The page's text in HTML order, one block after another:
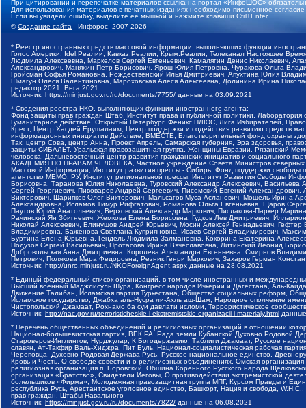
При цитировании и перепечатке материалов ссылка на портал «ИнфоШОС»
Для использования материалов в печатных изданиях необходимо письменное
Если вы увидели ошибку, выделите ее мышкой и нажмите клавиши Ctrl+Enter
©Создание сайта - Инфорос, 2007-2026
* Реестр иностранных средств массовой информации, выполняющих функции
Голос Америки, Idel.Реалии, Кавказ.Реалии, Крым.Реалии, Телеканал Настоящее
Людмила Алексеевна, Маркелов Сергей Евгеньевич, Камалягин Денис Николаевич,
Александрович, Маняхин Петр Борисович, Ярош Юлия Петровна, Чуракова Ольга
Гройсман Софья Романовна, Рождественский Илья Дмитриевич, Апухтина Юлия
Шмагун Олеся Валентиновна, Мароховская Алеся Алексеевна, Долинина Ирина
редактор 2021, Вега 2021
Источник: https://minjust.gov.ru/ru/documents/7755/ данные на 03.09.2021
* Сведения реестра НКО, выполняющих функции иностранного агента:
Фонд защиты прав граждан Штаб, Институт права и публичной политики,
Гуманитарное действие, Открытый Петербург, Феникс ПЛЮС, Лига Избирателей,
Крест, Центр Хасдей Ерушалаим, Центр поддержки и содействия развитию средств
информационных инициатив Действие, ВМЕСТЕ, Благотворительный фонд охраны
Так, центр Сова, центр Анна, Проект Апрель, Самарская губерния, Эра здоровья,
защиты СИБАЛЬТ, Уральская правозащитная группа, Женщины Евразии, Рязанский
человека, Дальневосточный центр развития гражданских инициатив и социального
АКАДЕМИЯ ПО ПРАВАМ ЧЕЛОВЕКА, Частное учреждение Совета Министров северных
Массовой Информации, Институт развития прессы - Сибирь, Фонд поддержки
агентство МЕМО. РУ, Институт региональной прессы, Институт Развития Свободы
Борисовна, Таранова Юлия Николаевна, Туровский Александр Алексеевич,
Сергей Георгиевич, Пивоваров Андрей Сергеевич, Писемский Евгений
Викторович, Шарипков Олег Викторович, Мальсагов Муса Асланович, Мошель Ирина
Александровна, Исламов Тимур Рифгатович, Романова Ольга Евгеньевна, Щаров
Паутов Юрий Анатольевич, Верховский Александр Маркович, Пислакова-Паркер
Рачинский Ян Збигневич, Жемкова Елена Борисовна, Гудков Лев Дмитриевич,
Николай Алексеевич, Блинушов Андрей Юрьевич, Мосин Алексей Геннадьевич,
Владимировна, Баженова Светлана Куприяновна, Исаев Сергей Владимирович,
Буртина Елена Юрьевна, Гендель Людмила Залмановна, Кокорина Екатерина
Подузов Сергей Васильевич, Протасова Ирина Вячеславовна, Литинский Леонид
Добровольская Анна Дмитриевна, Королева Александра Евгеньевна, Смирнов
Петрович, Полякова Мара Федоровна, Резник Генри Маркович, Захаров Герман
Источник: http://unro.minjust.ru/NKOForeignAgent.aspx данные на 28.08.2021
* Единый федеральный список организаций, в том числе иностранных и
Высший военный Маджлисуль Шура, Конгресс народов Ичкерии и Дагестана, Аль-
Движение Талибан, Исламская партия Туркестана, Общество социальных реформ,
Исламское государство, Джабха аль-Нусра ли-Ахль аш-Шам, Народное ополчение
Чистопольский Джамаат, Рохнамо ба суи давлати исломи, Террористическое
Источник: http://nac.gov.ru/terroristicheskie-i-ekstremistskie-organizacii-i-materialy.html
* Перечень общественных объединений и религиозных организаций в отношении
Национал-большевистская партия, ВЕК РА, Рада земли Кубанской Духовно Родовой
Староверов-Инглингов, Нурджулар, К Богодержавию, Таблиги Джамаат, Русское
славян, Ат-Такфир Валь-Хиджра, Пит Буль, Национал-социалистическая рабочая
Череповца, Духовно-Родовая Держава Русь, Русское национальное единство,
Кровь и Честь, О свободе совести и о религиозных объединениях, Омская
религиозная организация п. Боровский, Община Коренного Русского народа
организация «Братство», Свидетели Иеговы, О противодействии экстремистской
болельщиков «Фирма», Молодежная правозащитная группа МПГ, Курсом Правды и
республика Русь, Арестантское уголовное единство, Башкорт, Нация и свобода,
прав граждан, Штабы Навального
Источник: https://minjust.gov.ru/ru/documents/7822/ данные на 06.08.2021